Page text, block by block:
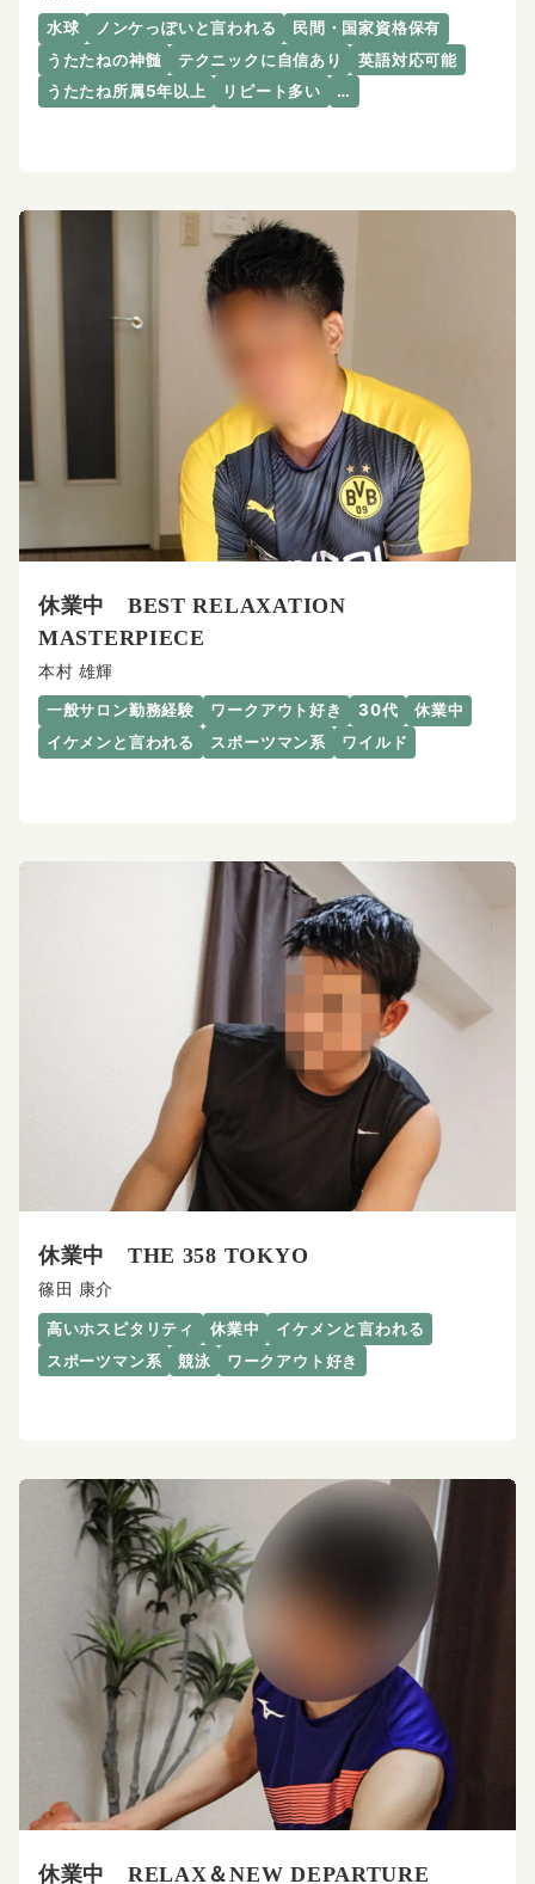
水球 ノンケっぽいと言われる
民間・国家資格保有
うたたねの神髄
テクニックに自信あり
英語対応可能
うたたね所属5年以上
リピート多い …
休業中 BEST RELAXATION
MASTERPIECE
本村 雄輝
一般サロン勤務経験 ワークアウト好き 30代
休業中
イケメンと言われる
スポーツマン系 ワイルド
休業中 THE 358 TOKYO
篠田 康介
高いホスピタリティ 休業中
イケメンと言われる
スポーツマン系
競泳 ワークアウト好き
休業中 RELAX＆NEW DEPARTURE